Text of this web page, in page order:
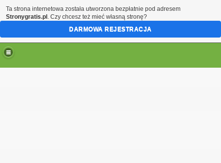
Ta strona internetowa została utworzona bezpłatnie pod adresem
Stronygratis.pl . Czy chcesz też mieć własną stronę?
DARMOWA REJESTRACJA